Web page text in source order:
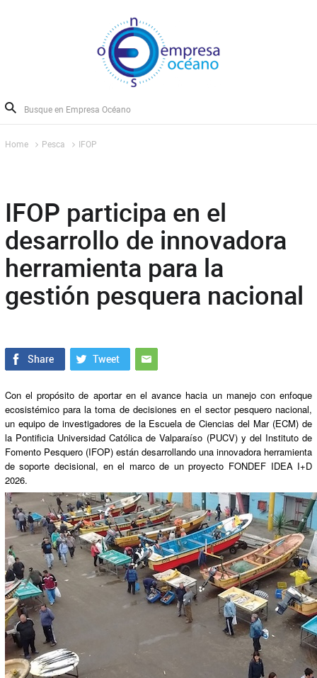
Home Pesca IFOP
IFOP participa en el
desarrollo de innovadora
herramienta para la
gestión pesquera nacional
Con el propósito de aportar en el avance hacia un manejo con enfoque
ecosistémico para la toma de decisiones en el sector pesquero nacional,
un equipo de investigadores de la Escuela de Ciencias del Mar (ECM) de
la Pontificia Universidad Católica de Valparaíso (PUCV) y del Instituto de
Fomento Pesquero (IFOP) están desarrollando una innovadora herramienta
de soporte decisional, en el marco de un proyecto FONDEF IDEA I+D
2026.